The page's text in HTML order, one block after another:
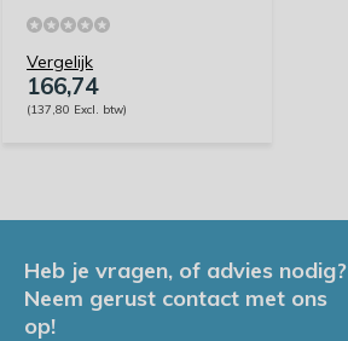
Vergelijk
166,74
(137,80 Excl. btw)
Heb je vragen, of advies nodig?
Neem gerust contact met ons
op!